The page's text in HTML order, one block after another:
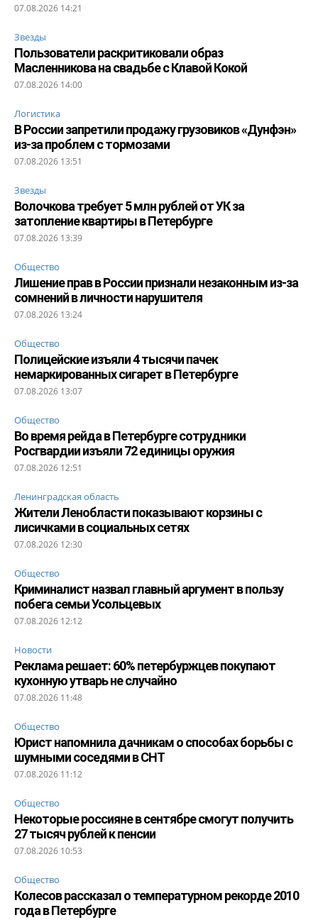
07.08.2026 14:21
Звезды
Пользователи раскритиковали образ
Масленникова на свадьбе с Клавой Кокой
07.08.2026 14:00
Логистика
В России запретили продажу грузовиков «Дунфэн»
из-за проблем с тормозами
07.08.2026 13:51
Звезды
Волочкова требует 5 млн рублей от УК за
затопление квартиры в Петербурге
07.08.2026 13:39
Общество
Лишение прав в России признали незаконным из-за
сомнений в личности нарушителя
07.08.2026 13:24
Общество
Полицейские изъяли 4 тысячи пачек
немаркированных сигарет в Петербурге
07.08.2026 13:07
Общество
Во время рейда в Петербурге сотрудники
Росгвардии изъяли 72 единицы оружия
07.08.2026 12:51
Ленинградская область
Жители Ленобласти показывают корзины с
лисичками в социальных сетях
07.08.2026 12:30
Общество
Криминалист назвал главный аргумент в пользу
побега семьи Усольцевых
07.08.2026 12:12
Новости
Реклама решает: 60% петербуржцев покупают
кухонную утварь не случайно
07.08.2026 11:48
Общество
Юрист напомнила дачникам о способах борьбы с
шумными соседями в СНТ
07.08.2026 11:12
Общество
Некоторые россияне в сентябре смогут получить
27 тысяч рублей к пенсии
07.08.2026 10:53
Общество
Колесов рассказал о температурном рекорде 2010
года в Петербурге